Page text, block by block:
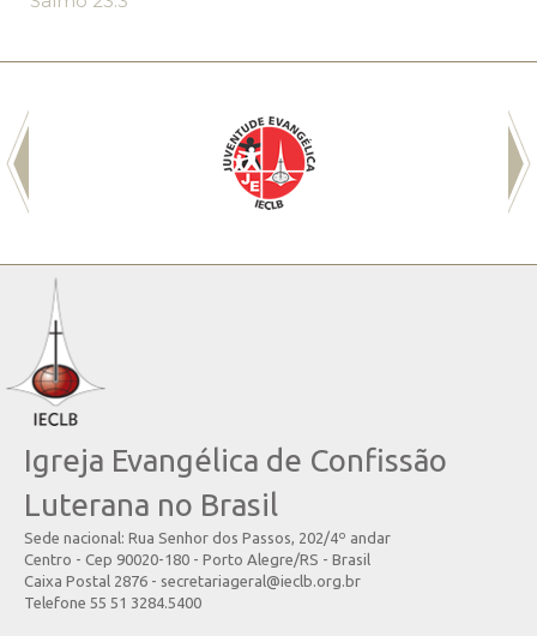
Igreja Evangélica de Confissão
Luterana no Brasil
Sede nacional: Rua Senhor dos Passos, 202/4º andar
Centro - Cep 90020-180 - Porto Alegre/RS - Brasil
Caixa Postal 2876 - secretariageral@ieclb.org.br
Telefone 55 51 3284.5400